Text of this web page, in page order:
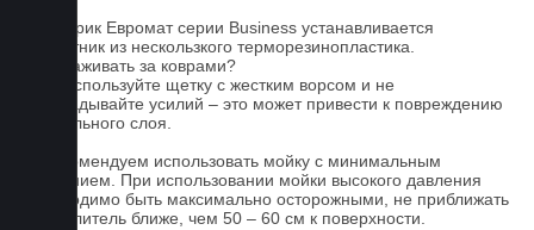
На коврик Евромат серии Business устанавливается
подпятник из нескользкого терморезинопластика.
Как ухаживать за коврами?
1.Не используйте щетку с жестким ворсом и не
прикладывайте усилий – это может привести к повреждению
текстильного слоя.
2. Рекомендуем использовать мойку с минимальным
давлением. При использовании мойки высокого давления
необходимо быть максимально осторожными, не приближать
распылитель ближе, чем 50 – 60 см к поверхности.